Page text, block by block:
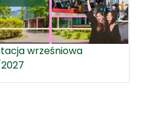
wrześniowa